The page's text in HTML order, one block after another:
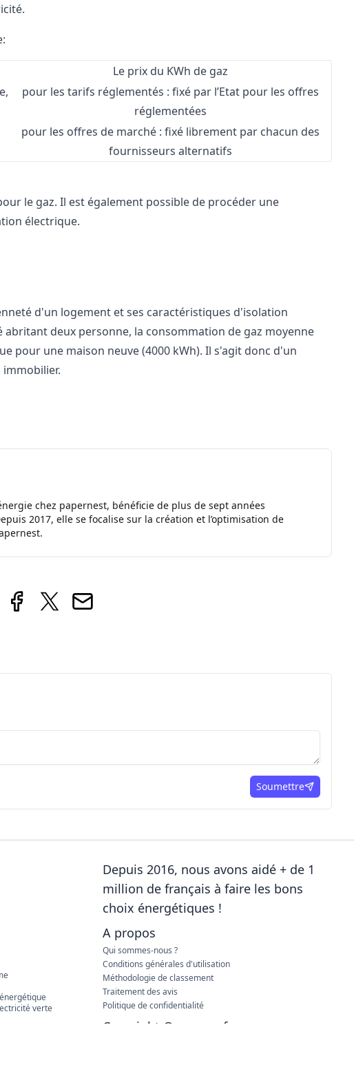
Le prix du KWh de gaz
pour les tarifs réglementés : fixé par l’Etat pour les offres
réglementées
pour les offres de marché : fixé librement par chacun des
fournisseurs alternatifs
le gaz. Il est également possible de procéder une
électrique.
d'un logement et ses caractéristiques d'isolation
deux personne, la consommation de gaz moyenne
pour une maison neuve (4000 kWh). Il s'agit donc d'un
chez papernest, bénéficie de plus de sept années
2017, elle se focalise sur la création et l’optimisation de
Soumettre
verte
Depuis 2016, nous avons aidé + de 1
million de français à faire les bons
choix énergétiques !
A propos
Qui sommes-nous ?
Conditions générales d'utilisation
Méthodologie de classement
Traitement des avis
Politique de confidentialité
Copyright © agence-france-